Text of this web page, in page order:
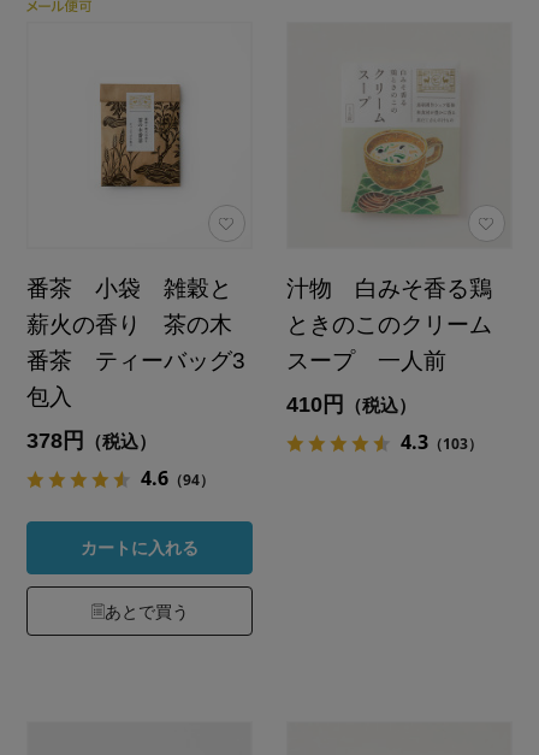
番茶 小袋 雑穀と
薪火の香り 茶の木
番茶 ティーバッグ3
包入
378円 （税込）
4.6 （94）
カートに入れる
あとで買う
汁物 白みそ香る鶏
ときのこのクリーム
スープ 一人前
410円 （税込）
4.3 （103）